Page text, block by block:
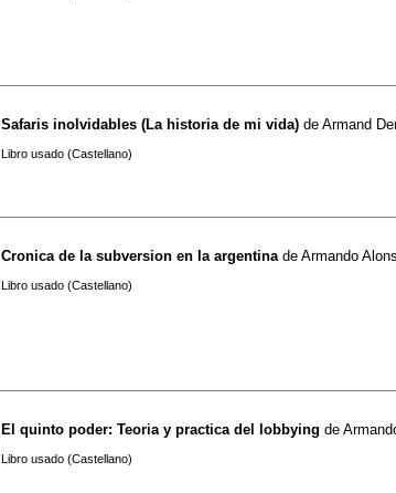
Safaris inolvidables (La historia de mi vida) de Armand
Libro usado (Castellano)
Cronica de la subversion en la argentina de Armando
Libro usado (Castellano)
El quinto poder: Teoria y practica del lobbying de
Libro usado (Castellano)